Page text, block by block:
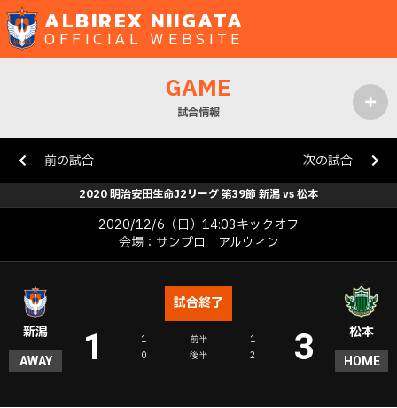
ALBIREX NIIGATA
OFFICIAL WEBSITE
GAME
試合情報
前の試合
2020 明治安田生命J2リーグ 第39節 新潟 vs 松本
次の試合
2020/12/6（日）14:03キックオフ
会場：サンプロ アルウィン
新潟
AWAY
試合終了
1 1 前半
1
0
後半 2 3 松本
HOME